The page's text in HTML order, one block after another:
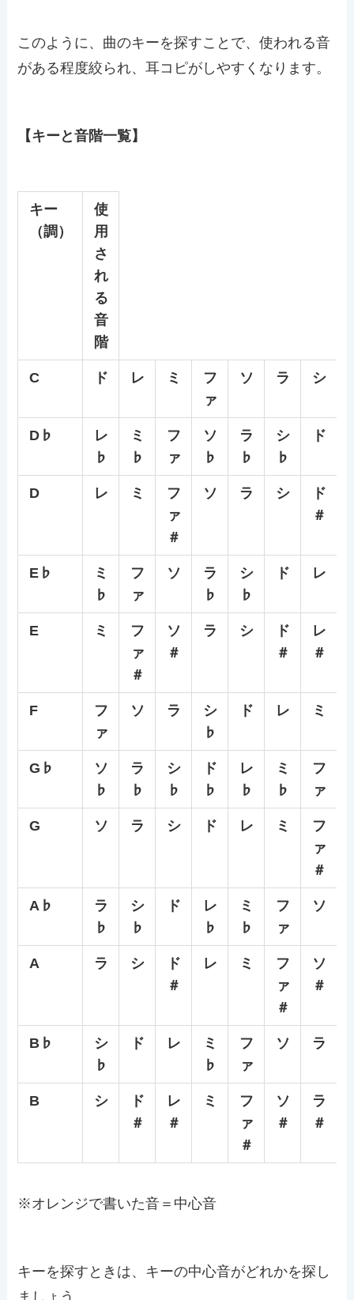
このように、曲のキーを探すことで、使われる音
がある程度絞られ、耳コピがしやすくなります。
【キーと音階一覧】
キー
（調）
使
用
さ
れ
る
音
階
C ド レ ミ
フ
ァ
ソ ラ シ
D♭
レ
♭
ミ
♭
フ
ァ
ソ
♭
ラ
♭
シ
♭
ド
D レ ミ
フ
ァ
＃
ソ ラ シ
ド
＃
E♭
ミ
♭
フ
ァ
ソ
ラ
♭
シ
♭
ド レ
E ミ
フ
ァ
＃
ソ
＃
ラ シ
ド
＃
レ
＃
F
フ
ァ
ソ ラ
シ
♭
ド レ ミ
G♭
ソ
♭
ラ
♭
シ
♭
ド
♭
レ
♭
ミ
♭
フ
ァ
G ソ ラ シ ド レ ミ
フ
ァ
＃
A♭
ラ
♭
シ
♭
ド
レ
♭
ミ
♭
フ
ァ
ソ
A ラ シ
ド
＃
レ ミ
フ
ァ
＃
ソ
＃
B♭
シ
♭
ド レ
ミ
♭
フ
ァ
ソ ラ
B シ
ド
＃
レ
＃
ミ
フ
ァ
＃
ソ
＃
ラ
＃
※オレンジで書いた音＝中心音
キーを探すときは、キーの中心音がどれかを探し